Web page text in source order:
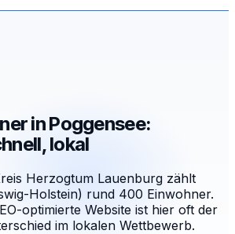
in Poggensee:
lokal
Herzogtum Lauenburg zählt
Holstein) rund 400 Einwohner.
optimierte Website ist hier oft der
im lokalen Wettbewerb.